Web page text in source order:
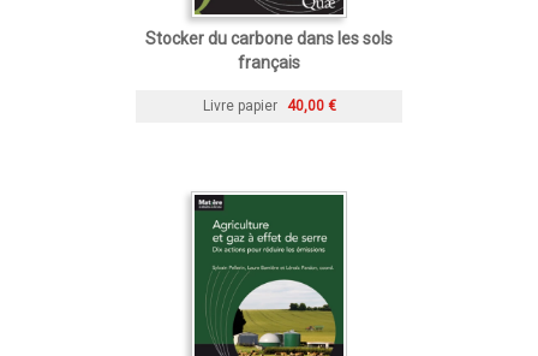
Stocker du carbone dans les sols
français
Livre papier 40,00 €